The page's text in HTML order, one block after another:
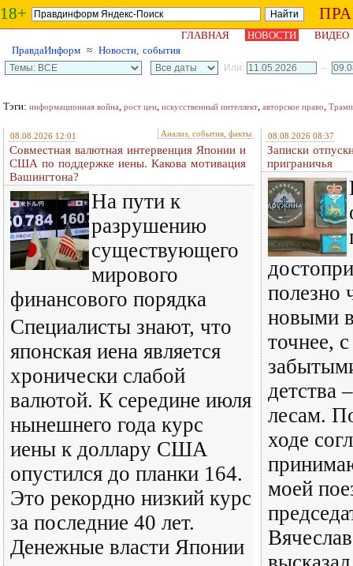
18+
ГЛАВНАЯ НОВОСТИ
ВИДЕО
ПравдаИнформ ≈ Новости, события
Или: –
Тэги: информационная война, рост цен, искусственный интеллект, авторское право, Трамп
08.08.2026 12:01 Анализ, события, факты
Совместная валютная интервенция Японии и
США по поддержке иены. Какова мотивация
Вашингтона?
На пути к
разрушению
существующего
мирового
финансового порядка
Специалисты знают, что
японская иена является
хронически слабой
валютой. К середине июля
нынешнего года курс
иены к доллару США
опустился до планки 164.
Это рекордно низкий курс
за последние 40 лет.
Денежные власти Японии
08.08.2026 08:37
Записки
приграничья
полезно
новыми
точнее,
детства
лесам.
ходе
моей